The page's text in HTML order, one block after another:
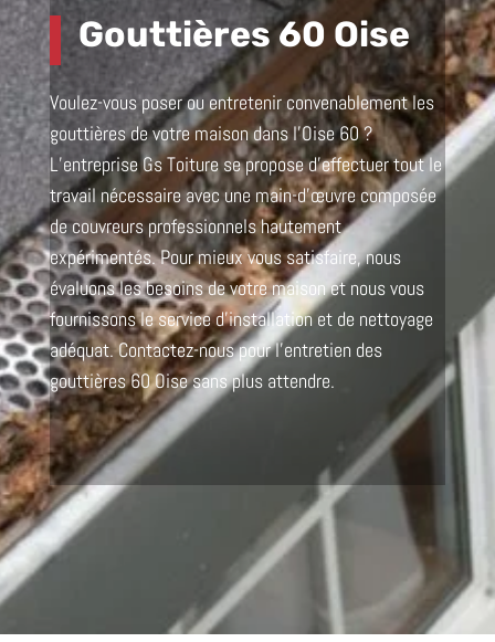
Gouttières 60 Oise
Voulez-vous poser ou entretenir convenablement les
gouttières de votre maison dans l’Oise 60 ?
L’entreprise Gs Toiture se propose d’effectuer tout le
travail nécessaire avec une main-d’œuvre composée
de couvreurs professionnels hautement
expérimentés. Pour mieux vous satisfaire, nous
évaluons les besoins de votre maison et nous vous
fournissons le service d’installation et de nettoyage
adéquat. Contactez-nous pour l’entretien des
gouttières 60 Oise sans plus attendre.